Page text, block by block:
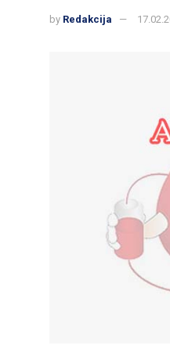
by Redakcija